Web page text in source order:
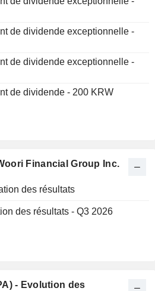
de dividende exceptionnelle -
de dividende exceptionnelle -
de dividende - 200 KRW
Financial Group Inc.
des résultats
des résultats - Q3 2026
- Evolution des